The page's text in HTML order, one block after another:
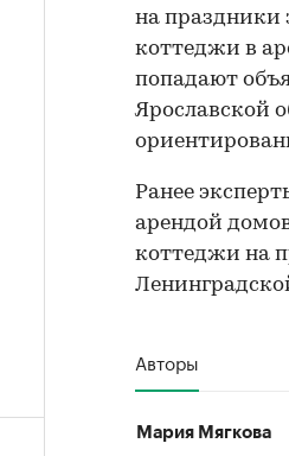
на праздники
коттеджи в
попадают
Ярославской
Ранее
арендой
коттеджи на
Авторы
Мария Мягкова